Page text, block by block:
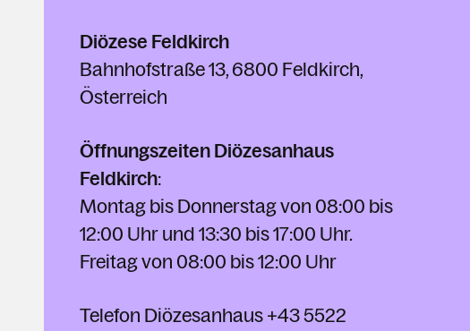
Diözese Feldkirch
Bahnhofstraße 13, 6800 Feldkirch,
Österreich
Öffnungszeiten Diözesanhaus
Feldkirch:
Montag bis Donnerstag von 08:00 bis
12:00 Uhr und 13:30 bis 17:00 Uhr.
Freitag von 08:00 bis 12:00 Uhr
Telefon Diözesanhaus +43 5522